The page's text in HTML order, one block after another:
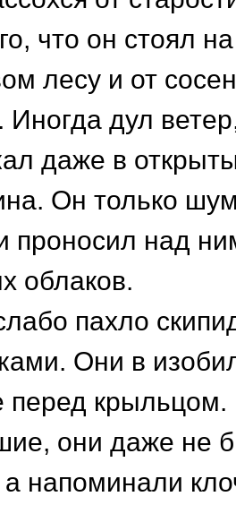
что он стоял
лесу и от
дул
даже в
Он только
проносил над
облаков.
пахло
Они в
перед
они даже не
напоминали